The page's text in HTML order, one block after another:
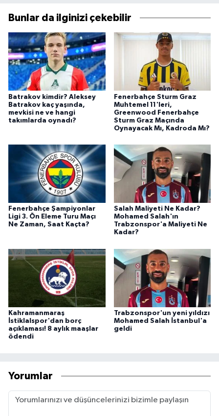
Bunlar da ilginizi çekebilir
Batrakov kimdir? Aleksey
Batrakov kaç yaşında,
mevkisi ne ve hangi
takımlarda oynadı?
Fenerbahçe Sturm Graz
Muhtemel 11'leri,
Greenwood Fenerbahçe
Sturm Graz Maçında
Oynayacak Mı, Kadroda Mı?
Fenerbahçe Şampiyonlar
Ligi 3. Ön Eleme Turu Maçı
Ne Zaman, Saat Kaçta?
Salah Maliyeti Ne Kadar?
Mohamed Salah'ın
Trabzonspor'a Maliyeti Ne
Kadar?
Kahramanmaraş
İstiklalspor'dan borç
açıklaması! 8 aylık maaşlar
ödendi
Trabzonspor'un yeni yıldızı
Mohamed Salah İstanbul'a
geldi
Yorumlar